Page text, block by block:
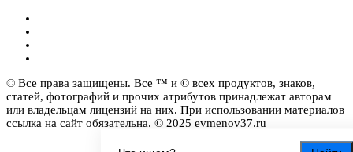
© Все права защищены. Все ™ и © всех продуктов, знаков,
статей, фотографий и прочих атрибутов принадлежат авторам
или владельцам лицензий на них. При использовании материалов
ссылка на сайт обязательна. © 2025 evmenov37.ru